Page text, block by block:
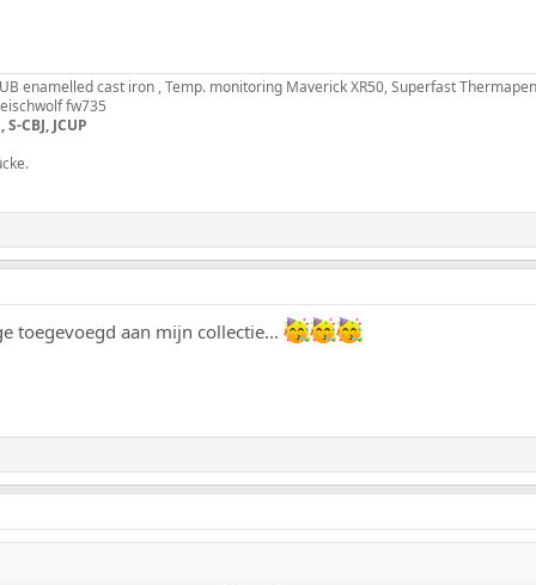
enamelled cast iron , Temp. monitoring Maverick XR50, Superfast
fw735
CBJ, JCUP
toegevoegd aan mijn collectie...